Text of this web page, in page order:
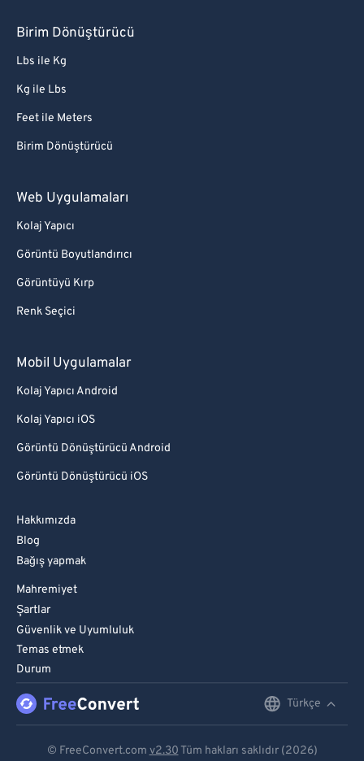
Birim Dönüştürücü
Lbs ile Kg
Kg ile Lbs
Feet ile Meters
Birim Dönüştürücü
Web Uygulamaları
Kolaj Yapıcı
Görüntü Boyutlandırıcı
Görüntüyü Kırp
Renk Seçici
Mobil Uygulamalar
Kolaj Yapıcı Android
Kolaj Yapıcı iOS
Görüntü Dönüştürücü Android
Görüntü Dönüştürücü iOS
Hakkımızda
Blog
Bağış yapmak
Mahremiyet
Şartlar
Güvenlik ve Uyumluluk
Temas etmek
Durum
Türkçe
© FreeConvert.com v2.30 Tüm hakları saklıdır (2026)